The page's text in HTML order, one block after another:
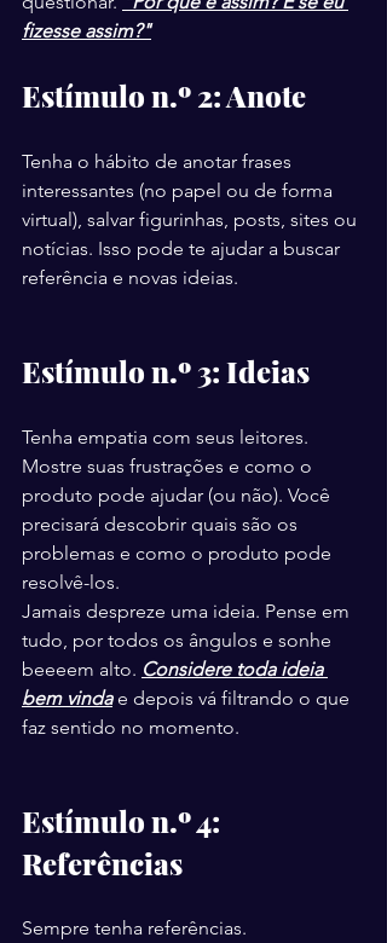
fizesse assim?"
Estímulo n.º 2: Anote
Tenha o hábito de anotar frases
interessantes (no papel ou de forma
virtual), salvar figurinhas, posts, sites ou
notícias. Isso pode te ajudar a buscar
referência e novas ideias.
Estímulo n.º 3: Ideias
Tenha empatia com seus leitores.
Mostre suas frustrações e como o
produto pode ajudar (ou não). Você
precisará descobrir quais são os
problemas e como o produto pode
resolvê-los.
Jamais despreze uma ideia. Pense em
tudo, por todos os ângulos e sonhe
beeeem alto. Considere toda ideia
bem vinda e depois vá filtrando o que
faz sentido no momento.
Estímulo n.º 4:
Referências
Sempre tenha referências.